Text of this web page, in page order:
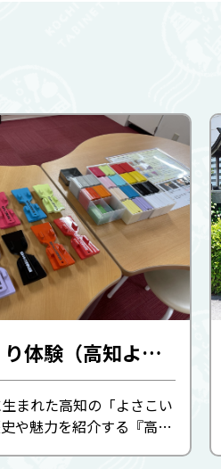
鳴子づくり体験（高知よさこい情報交流館）
まれた高知の「よさこい
や魅力を紹介する『高知